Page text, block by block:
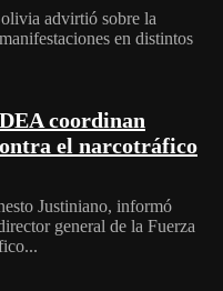
advirtió sobre la
en distintos
coordinan
el narcotráfico
Justiniano, informó
general de la Fuerza